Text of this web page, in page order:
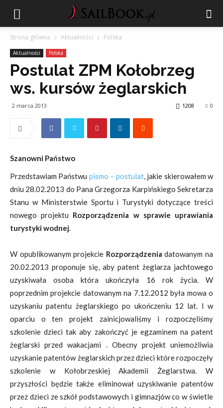
Strona główna Aktualności Polska
Aktualności Polska
Postulat ZPM Kołobrzeg
ws. kursów żeglarskich
2 marca 2013 0
1208
Szanowni Państwo
Przedstawiam Państwu pismo – postulat, jakie skierowałem w
dniu 28.02.2013 do Pana Grzegorza Karpińskiego Sekretarza
Stanu w Ministerstwie Sportu i Turystyki dotyczące treści
nowego projektu Rozporządzenia w sprawie uprawiania
turystyki wodnej.
W opublikowanym projekcie Rozporządzeniadatowanym na
20.02.2013 proponuje się, aby patent żeglarza jachtowego
uzyskiwała osoba która ukończyła 16 rok życia. W
poprzednim projekcie datowanym na 7.12.2012 była mowa o
uzyskaniu patentu żeglarskiego po ukończeniu 12 lat. I w
oparciu o ten projekt zainicjowaliśmy i rozpoczęliśmy
szkolenie dzieci tak aby zakończyć je egzaminem na patent
żeglarski przed wakacjami . Obecny projekt uniemożliwia
uzyskanie patentów żeglarskich przez dzieci które rozpoczęły
szkolenie w Kołobrzeskiej Akademii Żeglarstwa. W
przyszłości będzie także eliminował uzyskiwanie patentów
przez dzieci ze szkół podstawowych i gimnazjów co w świetle